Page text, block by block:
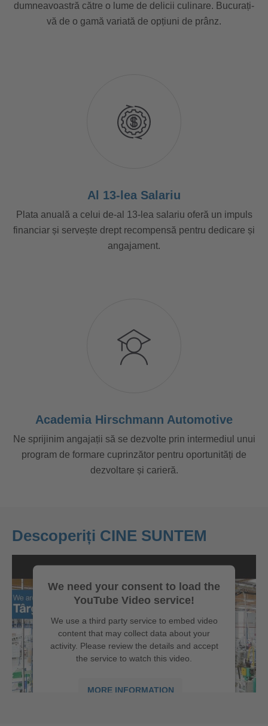
dumneavoastră către o lume de delicii culinare. Bucurați-
vă de o gamă variată de opțiuni de prânz.
Al 13-lea Salariu
Plata anuală a celui de-al 13-lea salariu oferă un impuls
financiar și servește drept recompensă pentru dedicare și
angajament.
Academia Hirschmann Automotive
Ne sprijinim angajații să se dezvolte prin intermediul unui
program de formare cuprinzător pentru oportunități de
dezvoltare și carieră.
Descoperiți CINE SUNTEM
We need your consent to load the
YouTube Video service!
We use a third party service to embed video
content that may collect data about your
activity. Please review the details and accept
the service to watch this video.
MORE INFORMATION